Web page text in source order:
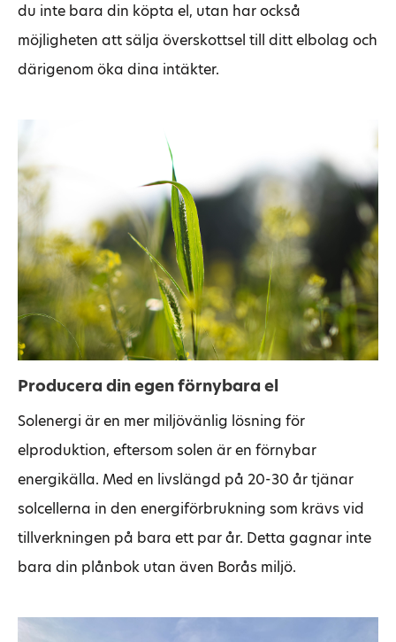
du inte bara din köpta el, utan har också
möjligheten att sälja överskottsel till ditt elbolag och
därigenom öka dina intäkter.
Producera din egen förnybara el
Solenergi är en mer miljövänlig lösning för
elproduktion, eftersom solen är en förnybar
energikälla. Med en livslängd på 20-30 år tjänar
solcellerna in den energiförbrukning som krävs vid
tillverkningen på bara ett par år. Detta gagnar inte
bara din plånbok utan även Borås miljö.